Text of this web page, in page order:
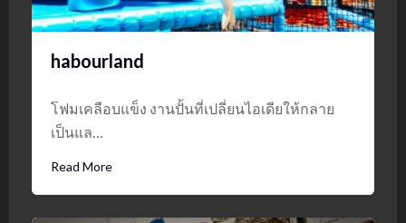
habourland
โฟมเคลือบแข็ง งานปั้นที่เปลี่ยนไอเดียให้กลาย
เป็นแล…
Read More